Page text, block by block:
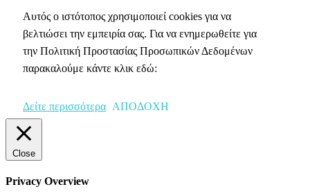
Αυτός ο ιστότοπος χρησιμοποιεί cookies για να
βελτιώσει την εμπειρία σας. Για να ενημερωθείτε για
την Πολιτική Προστασίας Προσωπικών Δεδομένων
παρακαλούμε κάντε κλικ εδώ:
Δείτε περισσότερα ΑΠΟΔΟΧΗ
Close
Privacy Overview